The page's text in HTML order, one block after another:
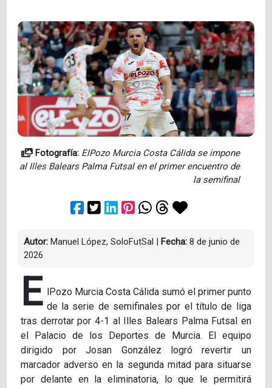
Fotografía: ElPozo Murcia Costa Cálida se impone
al Illes Balears Palma Futsal en el primer encuentro de
la semifinal
Autor: Manuel López, SoloFutSal | Fecha: 8 de junio de
2026
E lPozo Murcia Costa Cálida sumó el primer punto
de la serie de semifinales por el título de liga
tras derrotar por 4-1 al Illes Balears Palma Futsal en
el Palacio de los Deportes de Murcia. El equipo
dirigido por Josan González logró revertir un
marcador adverso en la segunda mitad para situarse
por delante en la eliminatoria, lo que le permitirá